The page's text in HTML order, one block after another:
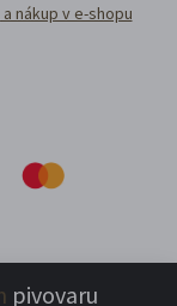
pivovaru
nákup v e-shopu